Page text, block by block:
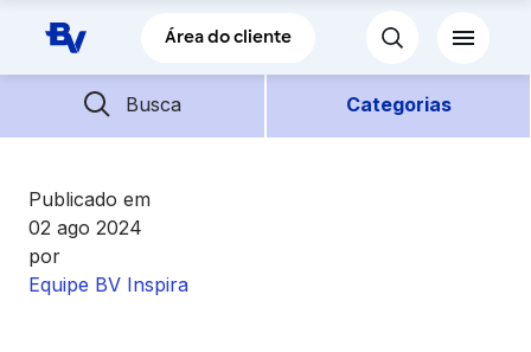
Pular para o Conteúdo principal
Área do cliente
Busca Categorias
Barra de busca
Descubra mais conteúdos
Empréstimos
Financiamentos
Publicado em
02 ago 2024
por
Equipe BV Inspira